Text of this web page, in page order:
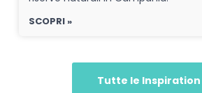
SCOPRI »
Tutte le Inspiration